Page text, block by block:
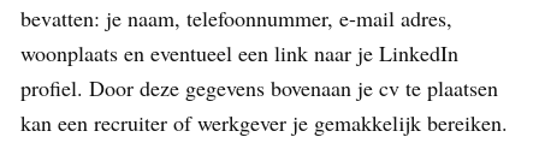
bevatten: je naam, telefoonnummer, e-mail adres,
woonplaats en eventueel een link naar je LinkedIn
profiel. Door deze gegevens bovenaan je cv te plaatsen
kan een recruiter of werkgever je gemakkelijk bereiken.